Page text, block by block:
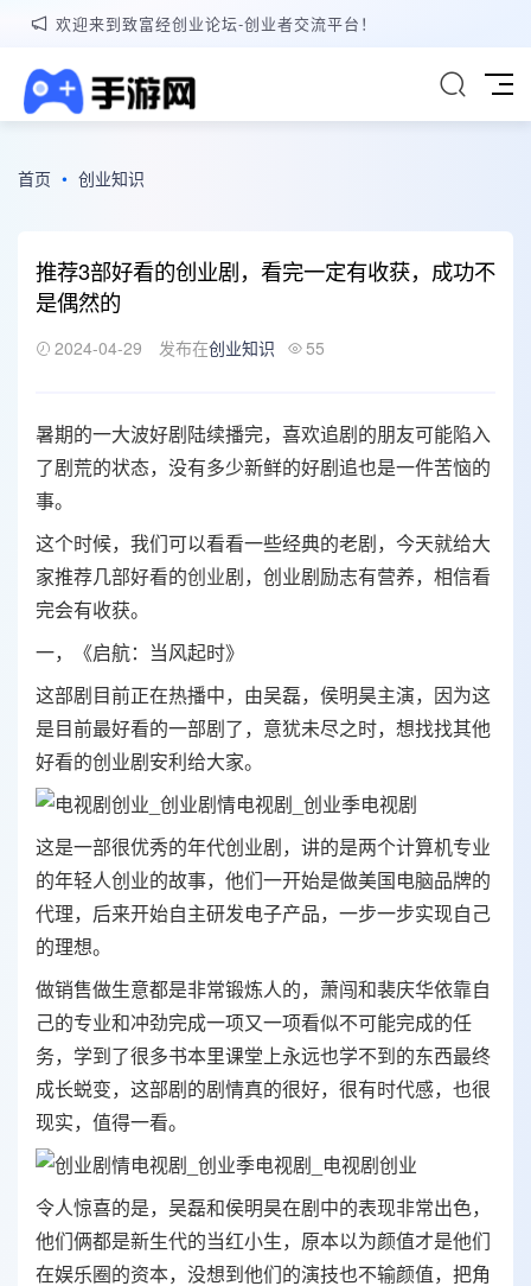
欢迎来到致富经创业论坛-创业者交流平台！
首页 • 创业知识
推荐3部好看的创业剧，看完一定有收获，成功不
是偶然的
2024-04-29 发布在创业知识 55
暑期的一大波好剧陆续播完，喜欢追剧的朋友可能陷入
了剧荒的状态，没有多少新鲜的好剧追也是一件苦恼的
事。
这个时候，我们可以看看一些经典的老剧，今天就给大
家推荐几部好看的创业剧，创业剧励志有营养，相信看
完会有收获。
一，《启航：当风起时》
这部剧目前正在热播中，由吴磊，侯明昊主演，因为这
是目前最好看的一部剧了，意犹未尽之时，想找找其他
好看的创业剧安利给大家。
这是一部很优秀的年代创业剧，讲的是两个计算机专业
的年轻人创业的故事，他们一开始是做美国电脑品牌的
代理，后来开始自主研发电子产品，一步一步实现自己
的理想。
做销售做生意都是非常锻炼人的，萧闯和裴庆华依靠自
己的专业和冲劲完成一项又一项看似不可能完成的任
务，学到了很多书本里课堂上永远也学不到的东西最终
成长蜕变，这部剧的剧情真的很好，很有时代感，也很
现实，值得一看。
令人惊喜的是，吴磊和侯明昊在剧中的表现非常出色，
他们俩都是新生代的当红小生，原本以为颜值才是他们
在娱乐圈的资本，没想到他们的演技也不输颜值，把角